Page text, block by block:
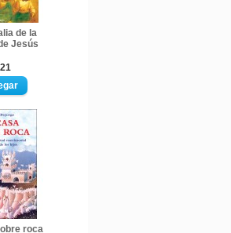
de la
Jesús
roca